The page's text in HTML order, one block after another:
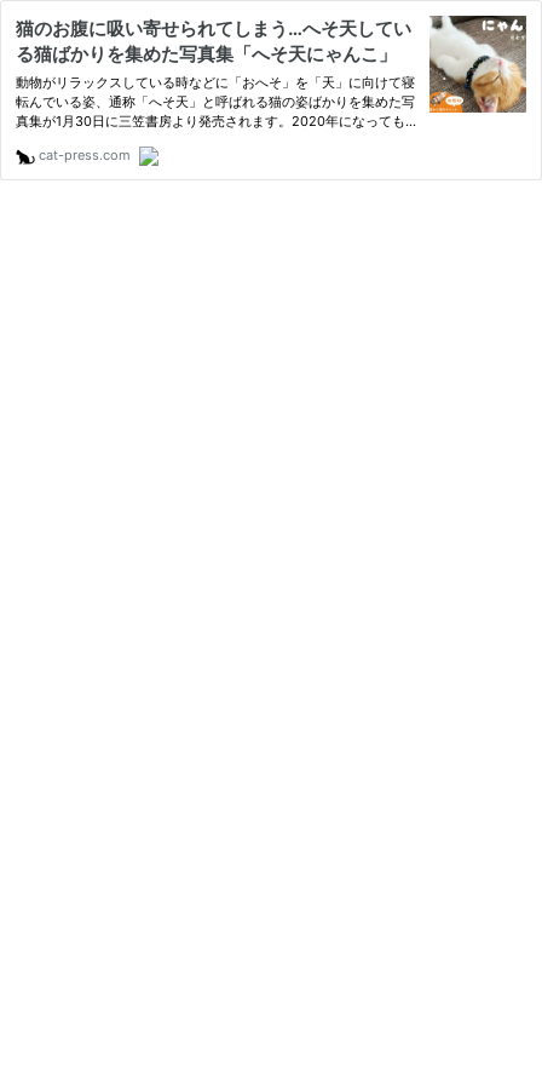
猫のお腹に吸い寄せられてしまう…へそ天してい
る猫ばかりを集めた写真集「へそ天にゃんこ」
動物がリラックスしている時などに「おへそ」を「天」に向けて寝
転んでいる姿、通称「へそ天」と呼ばれる猫の姿ばかりを集めた写
真集が1月30日に三笠書房より発売されます。2020年になっても
ても、猫のどこに特別な魅力を感じるのかは人それぞれで、その嗜
好…
cat-press.com